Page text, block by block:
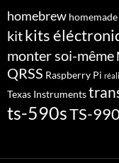
homebrew homemade
kitkits
monter soi-même
QRSS Raspberry Pi
Texas Instruments
ts-590sTS-